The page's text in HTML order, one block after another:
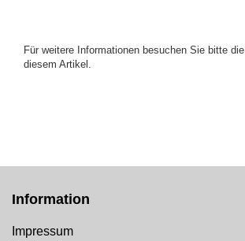
Für weitere Informationen besuchen Sie bitte die
diesem Artikel.
Information
Impressum